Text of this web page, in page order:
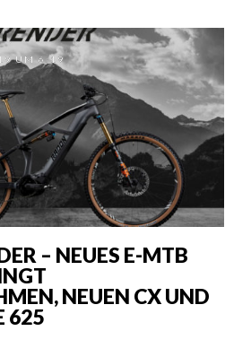
UM 6:19
– NEUES E-MTB
NEUEN CX UND
625